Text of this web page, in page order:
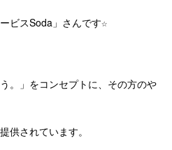
ビスSoda」さんです☆
。」をコンセプトに、その方のや
供されています。